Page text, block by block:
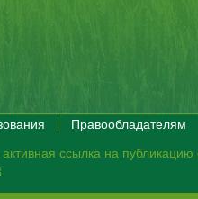
Правообладателям
ссылка на публикацию